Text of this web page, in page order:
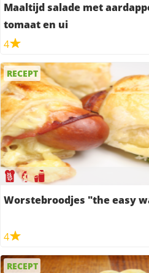
Maaltijd salade met
tomaat en ui
4
RECEPT
Worstebroodjes "the easy
4
RECEPT